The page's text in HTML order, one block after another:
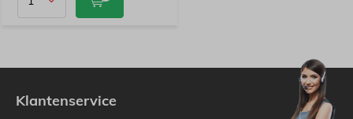
Klantenservice